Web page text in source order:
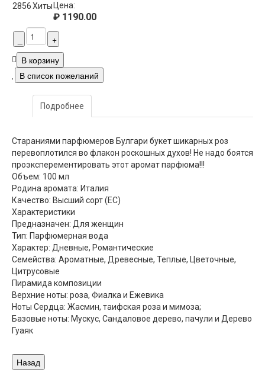
2856Хиты Цена:
₽ 1190.00
Подробнее
Стараниями парфюмеров Булгари букет шикарных роз
перевоплотился во флакон роскошных духов! Не надо боятся
проэксперементировать этот аромат парфюма!!!
Объем: 100 мл
Родина аромата: Италия
Качество: Высший сорт (ЕС)
Характеристики
Предназначен: Для женщин
Тип: Парфюмерная вода
Характер: Дневные, Романтические
Семейства: Ароматные, Древесные, Теплые, Цветочные,
Цитрусовые
Пирамида композиции
Верхние ноты: роза, Фиалка и Ежевика
Ноты Сердца: Жасмин, таифская роза и мимоза;
Базовые ноты: Мускус, Сандаловое дерево, пачули и Дерево
Гуаяк